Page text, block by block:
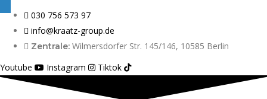
030 756 573 97
info@kraatz-group.de
Zentrale: Wilmersdorfer Str. 145/146, 10585 Berlin
Youtube
Instagram Tiktok